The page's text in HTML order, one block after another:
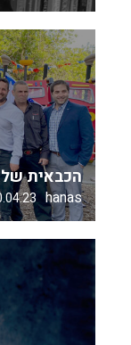
הכבאית של
hanas